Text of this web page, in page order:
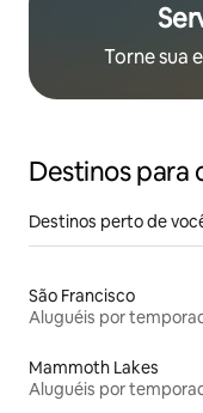
Torne sua
Destinos para
Destinos perto de
São Francisco
Aluguéis por
Mammoth Lakes
Aluguéis por